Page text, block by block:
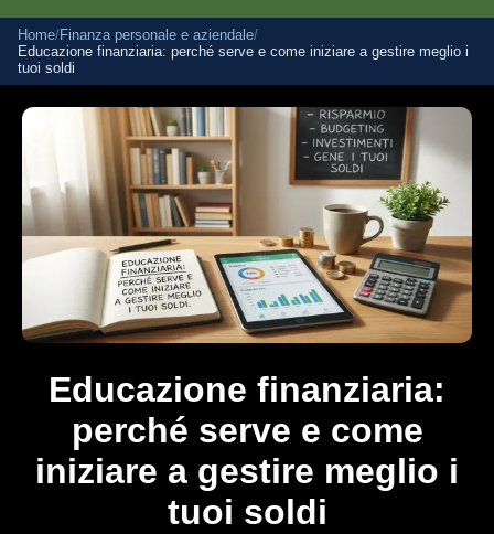
Home/Finanza personale e aziendale/
Educazione finanziaria: perché serve e come iniziare a gestire meglio i
tuoi soldi
Educazione finanziaria:
perché serve e come
iniziare a gestire meglio i
tuoi soldi